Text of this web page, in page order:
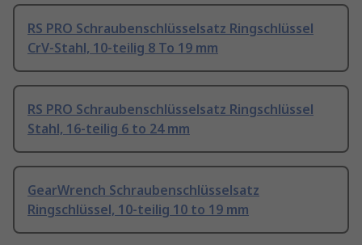
RS PRO Schraubenschlüsselsatz Ringschlüssel
CrV-Stahl, 10-teilig 8 To 19 mm
RS PRO Schraubenschlüsselsatz Ringschlüssel
Stahl, 16-teilig 6 to 24 mm
GearWrench Schraubenschlüsselsatz
Ringschlüssel, 10-teilig 10 to 19 mm